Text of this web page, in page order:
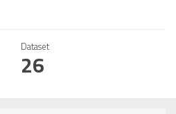
Dataset
26